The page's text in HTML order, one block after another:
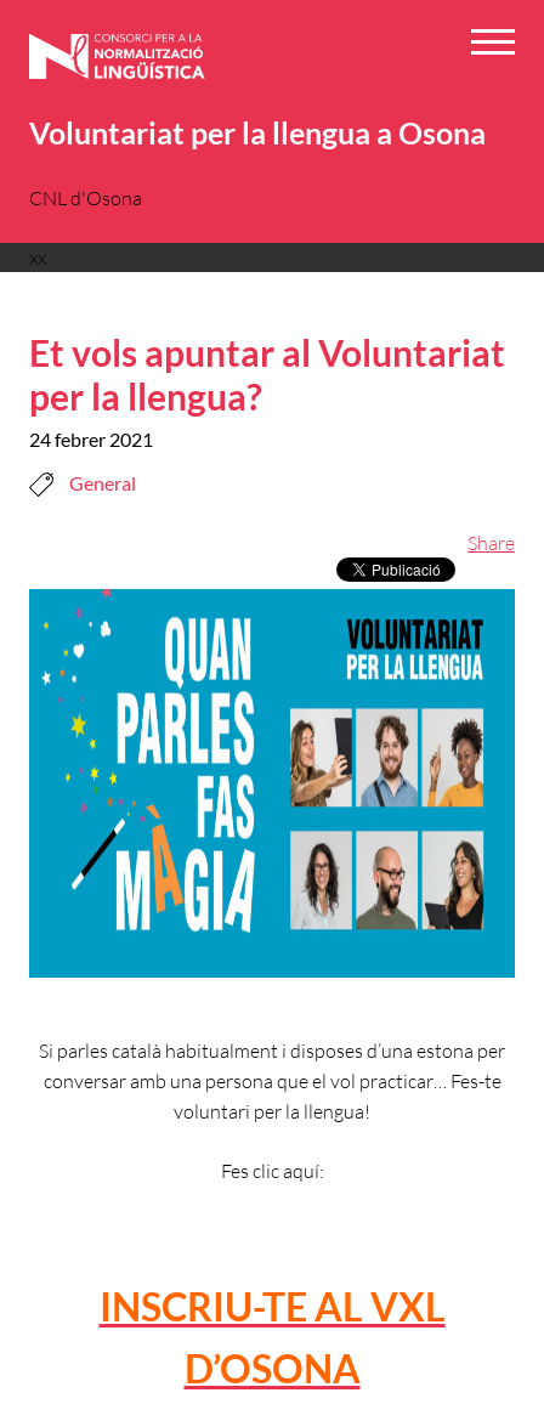
Voluntariat per la llengua a Osona
CNL d'Osona
xx
Et vols apuntar al Voluntariat
per la llengua?
24 febrer 2021
General
Share
Si parles català habitualment i disposes d’una estona per
conversar amb una persona que el vol practicar… Fes-te
voluntari per la llengua!
Fes clic aquí:
INSCRIU-TE AL VXL
D’OSONA